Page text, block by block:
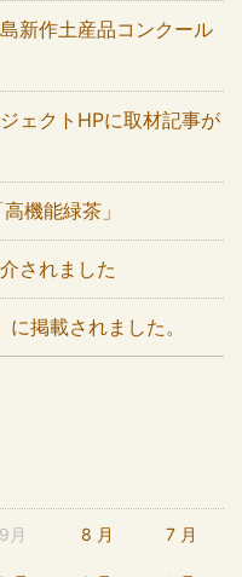
新作土産品コンクール
ェクトHPに取材記事が
機能緑茶」
されました
掲載されました。
9月 8 月 7 月